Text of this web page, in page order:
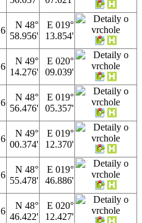
6
N 48°
58.956'
E 019°
13.854'
6
N 49°
14.276'
E 020°
09.039'
6
N 48°
56.476'
E 019°
05.357'
6
N 49°
00.374'
E 019°
12.370'
6
N 48°
55.478'
E 019°
46.886'
6
N 48°
46.422'
E 020°
12.427'